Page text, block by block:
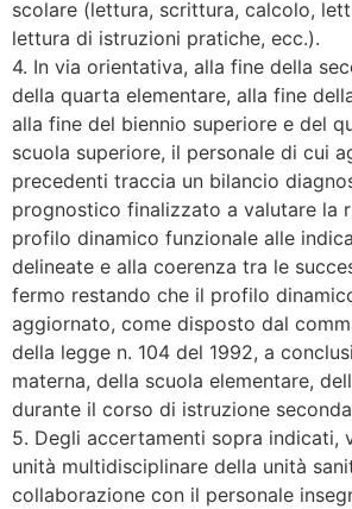
scolare (lettura, scrittura, calcolo,
lettura di istruzioni pratiche, ecc.).
4. In via orientativa, alla fine della
della quarta elementare, alla fine
alla fine del biennio superiore e del
scuola superiore, il personale di cui
precedenti traccia un bilancio
prognostico finalizzato a valutare la
profilo dinamico funzionale alle
delineate e alla coerenza tra le
fermo restando che il profilo
aggiornato, come disposto dal
della legge n. 104 del 1992, a
materna, della scuola elementare,
durante il corso di istruzione
5. Degli accertamenti sopra indicati,
unità multidisciplinare della unità
collaborazione con il personale